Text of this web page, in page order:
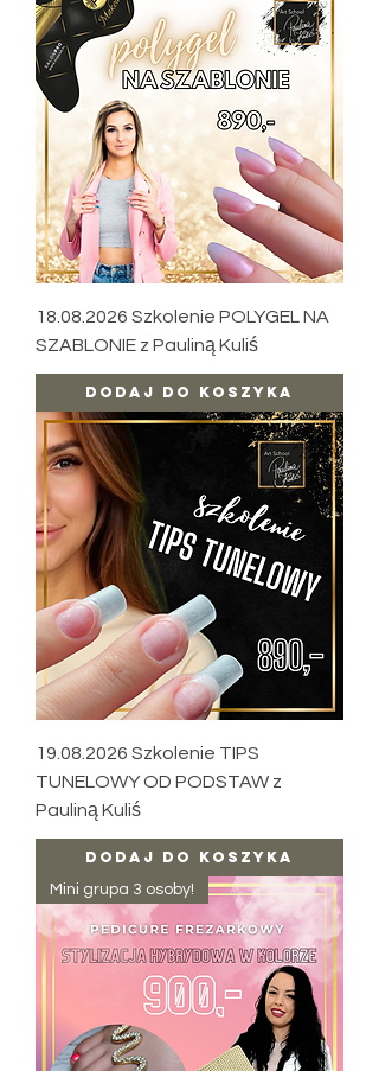
18.08.2026 Szkolenie POLYGEL NA
SZABLONIE z Pauliną Kuliś
Dodaj do koszyka
19.08.2026 Szkolenie TIPS
TUNELOWY OD PODSTAW z
Pauliną Kuliś
Dodaj do koszyka
Mini grupa 3 osoby!